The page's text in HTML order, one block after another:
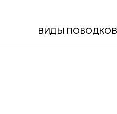
ВИДЫ ПОВОДКОВ